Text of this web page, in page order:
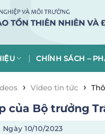
CHÍNH SÁCH –
› Video tin tức ›
của Bộ trưởng
Ngày 10/10/2023